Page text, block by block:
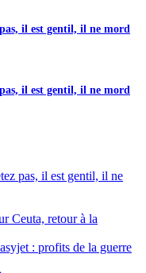
il est gentil, il ne mord
il est gentil, il ne mord
pas, il est gentil, il ne
Ceuta, retour à la
: profits de la guerre